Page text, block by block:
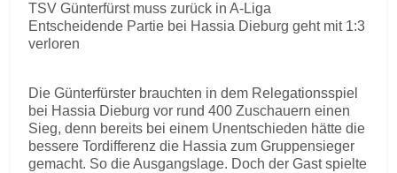
TSV Günterfürst muss zurück in A-Liga
Entscheidende Partie bei Hassia Dieburg geht mit 1:3
verloren
Die Günterfürster brauchten in dem Relegationsspiel
bei Hassia Dieburg vor rund 400 Zuschauern einen
Sieg, denn bereits bei einem Unentschieden hätte die
bessere Tordifferenz die Hassia zum Gruppensieger
gemacht. So die Ausgangslage. Doch der Gast spielte